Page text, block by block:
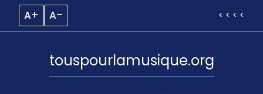
A+ A– < < < <
touspourlamusique.org